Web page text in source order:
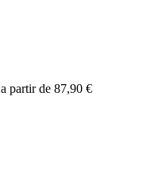
a partir de 87,90 €